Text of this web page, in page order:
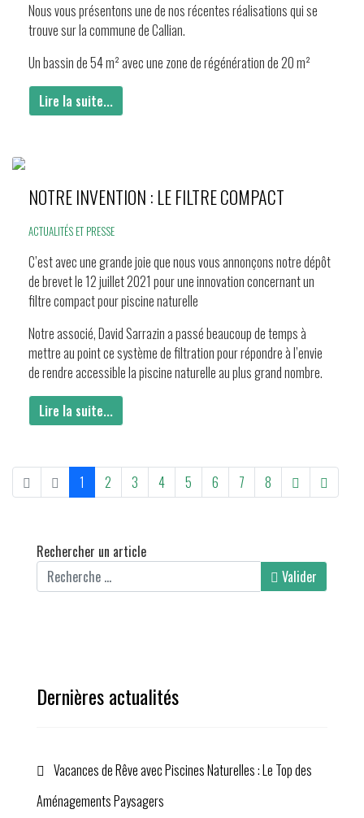
Nous vous présentons une de nos récentes réalisations qui se
trouve sur la commune de Callian.
Un bassin de 54 m² avec une zone de régénération de 20 m²
Lire la suite...
NOTRE INVENTION : LE FILTRE COMPACT
ACTUALITÉS ET PRESSE
C’est avec une grande joie que nous vous annonçons notre dépôt
de brevet le 12 juillet 2021 pour une innovation concernant un
filtre compact pour piscine naturelle
Notre associé, David Sarrazin a passé beaucoup de temps à
mettre au point ce système de filtration pour répondre à l’envie
de rendre accessible la piscine naturelle au plus grand nombre.
Lire la suite...
1 2 3 4 5 6 7 8
Rechercher un article
Valider
Dernières actualités
Vacances de Rêve avec Piscines Naturelles : Le Top des
Aménagements Paysagers